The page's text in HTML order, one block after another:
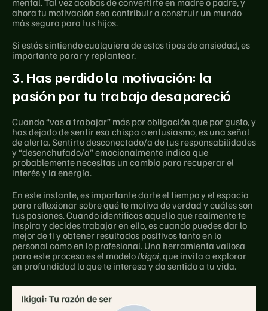
mental. Tal vez acabas de convertirte en madre o padre, y
ahora tu motivación sea contribuir a construir un mundo
más seguro para tus hijos.
Si estás sintiendo cualquiera de estos tipos de ansiedad, es
importante parar y replantear.
3. Has perdido la motivación: la
pasión por tu trabajo desapareció
Cuando “vas a trabajar” más por obligación que por gusto, y
has dejado de sentir esa chispa o entusiasmo, es una señal
de alerta. Sentirte desconectado/a de tus responsabilidades
y “desenchufado/a” emocionalmente indica que
probablemente necesitas un cambio para recuperar el
interés y la energía.
En este instante, es importante darte el tiempo y el espacio
para reflexionar sobre qué te motiva de verdad y cuáles son
tus pasiones. Cuando identificas aquello que realmente te
inspira y decides trabajar en ello, es cuando puedes dar lo
mejor de ti y obtener resultados positivos tanto en lo
personal como en lo profesional. Una herramienta valiosa
para este proceso es el modelo Ikigai, que invita a explorar
en profundidad lo que te interesa y da sentido a tu vida.